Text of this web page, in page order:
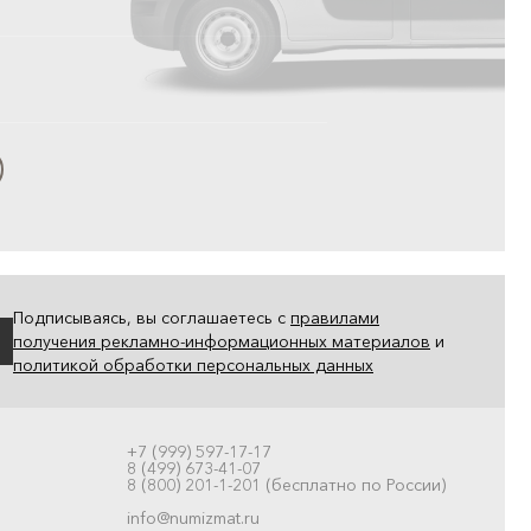
Подписываясь, вы соглашаетесь с правилами
получения рекламно-информационных материалов и
политикой обработки персональных данных
+7 (999) 597-17-17
8 (499) 673-41-07
8 (800) 201-1-201 (бесплатно по России)
info@numizmat.ru